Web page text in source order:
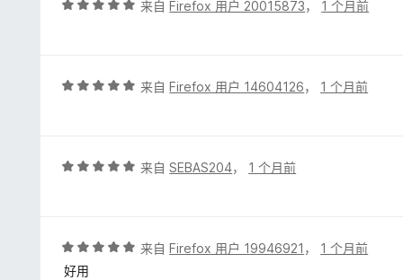
评
5
来自Firefox 用户 20015873， 1 个月前
评
5
来自Firefox 用户 14604126， 1 个月前
评
5
来自SEBAS204， 1 个月前
评
分
来自Firefox 用户 19946921 ， 1 个月前
好用